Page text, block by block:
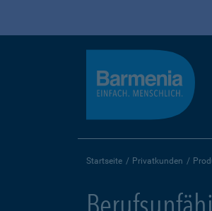
Startseite Privatkunden